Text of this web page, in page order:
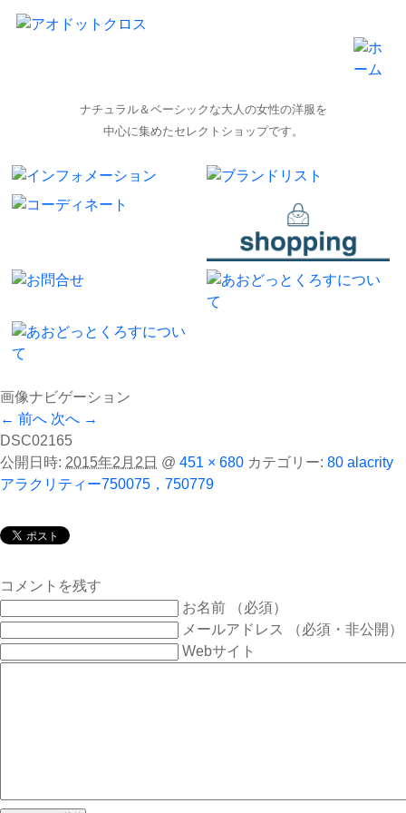
ナチュラル＆ベーシックな大人の女性の洋服を
中心に集めたセレクトショップです。
画像ナビゲーション
← 前へ 次へ →
DSC02165
公開日時: 2015年2月2日 @ 451 × 680 カテゴリー: 80 alacrity
アラクリティー750075，750779
コメントを残す
お名前 （必須）
メールアドレス （必須・非公開）
Webサイト